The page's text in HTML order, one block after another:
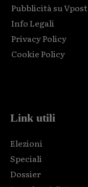
Pubblicità su Vpost
Info Legali
Privacy Policy
Cookie Policy
Link utili
Elezioni
Speciali
Dossier